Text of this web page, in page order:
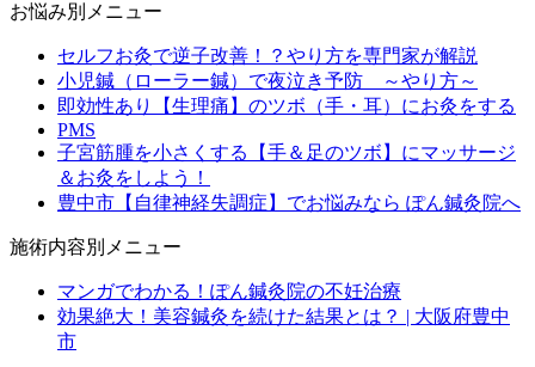
お悩み別メニュー
セルフお灸で逆子改善！？やり方を専門家が解説
小児鍼（ローラー鍼）で夜泣き予防 ～やり方～
即効性あり【生理痛】のツボ（手・耳）にお灸をする
PMS
子宮筋腫を小さくする【手＆足のツボ】にマッサージ
＆お灸をしよう！
豊中市【自律神経失調症】でお悩みなら ぽん鍼灸院へ
施術内容別メニュー
マンガでわかる！ぽん鍼灸院の不妊治療
効果絶大！美容鍼灸を続けた結果とは？ | 大阪府豊中
市